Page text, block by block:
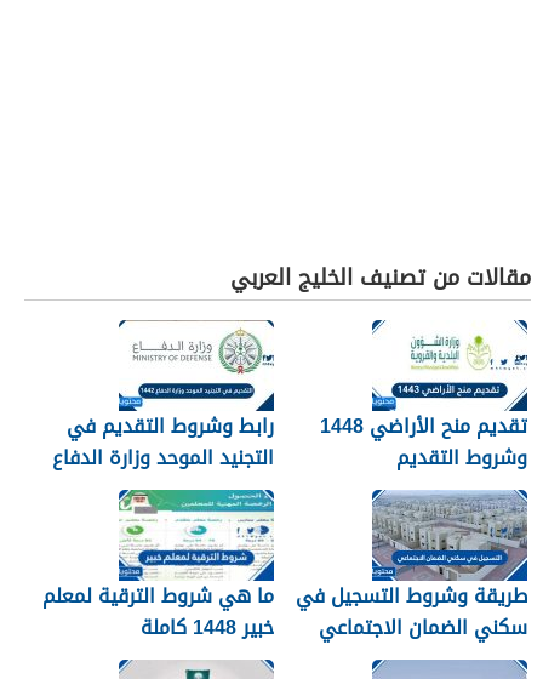
مقالات من تصنيف الخليج العربي
تقديم منح الأراضي 1448
وشروط التقديم
رابط وشروط التقديم في
التجنيد الموحد وزارة الدفاع
1448
طريقة وشروط التسجيل في
سكني الضمان الاجتماعي
1448
ما هي شروط الترقية لمعلم
خبير 1448 كاملة